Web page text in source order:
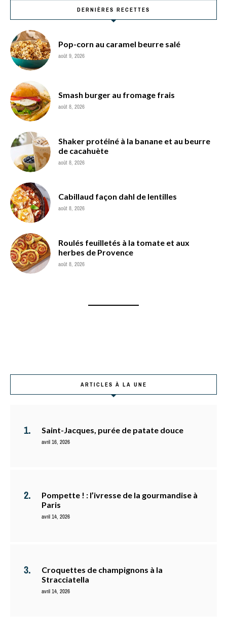
DERNIÈRES RECETTES
Pop-corn au caramel beurre salé
août 9, 2026
Smash burger au fromage frais
août 8, 2026
Shaker protéiné à la banane et au beurre
de cacahuète
août 8, 2026
Cabillaud façon dahl de lentilles
août 8, 2026
Roulés feuilletés à la tomate et aux
herbes de Provence
août 8, 2026
ARTICLES À LA UNE
Saint-Jacques, purée de patate douce
avril 16, 2026
Pompette ! : l’ivresse de la gourmandise à
Paris
avril 14, 2026
Croquettes de champignons à la
Stracciatella
avril 14, 2026